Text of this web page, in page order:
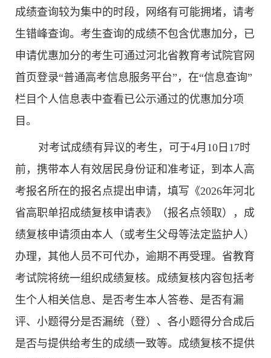
成绩查询较为集中的时段，网络有可能拥堵，请考
生错峰查询。考生查询的成绩不包含优惠加分，已
申请优惠加分的考生可通过河北省教育考试院官网
首页登录“普通高考信息服务平台”，在“信息查询”
栏目个人信息表中查看已公示通过的优惠加分项
目。
对考试成绩有异议的考生，可于4月10日17时
前，携带本人有效居民身份证和准考证，到本人高
考报名所在的报名点提出申请，填写《2026年河北
省高职单招成绩复核申请表》（报名点领取），成
绩复核申请须由本人（或考生父母等法定监护人）
办理，其他人员不可代办，逾期不再受理。省教育
考试院将统一组织成绩复核。成绩复核内容包括考
生个人相关信息、是否考生本人答卷、是否有漏
评、小题得分是否漏统（登）、各小题得分合成后
是否与提供给考生的成绩一致等。成绩复核不提供